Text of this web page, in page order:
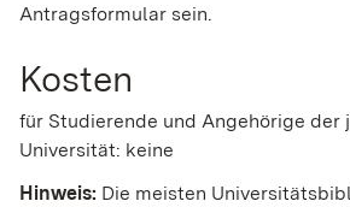
Antragsformular sein.
Kosten
für Studierende und Angehörige
Universität: keine
Hinweis: Die meisten